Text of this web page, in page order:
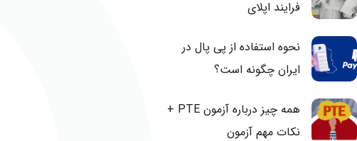
فرایند اپلای
نحوه استفاده از پی پال در
ایران چگونه است؟
همه چیز درباره آزمون PTE +
نکات مهم آزمون